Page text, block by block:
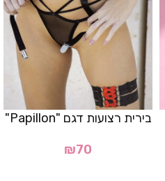
בירית רצועות דגם "Papillon"
₪70